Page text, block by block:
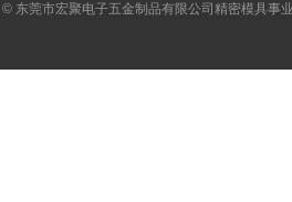
© 东莞市宏聚电子五金制品有限公司精密模具事